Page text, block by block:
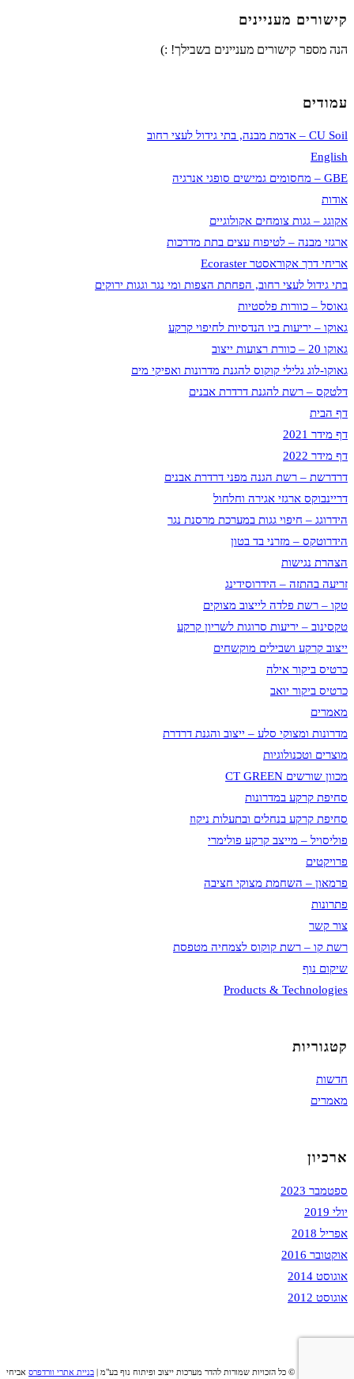
קישורים מעניינים
הנה מספר קישורים מעניינים בשבילך! :)
עמודים
CU Soil – אדמת מבנה, בתי גידול לעצי רחוב
English
GBE – מחסומים גמישים סופגי אנרגיה
אודות
אקוגג – גגות צומחים אקולוגיים
ארגזי מבנה – לטיפוח עצים בתת מדרכות
אריחי דרך אקוראסטר Ecoraster
בתי גידול לעצי רחוב, הפחתת הצפות ומי נגר וגגות ירוקים
גאוסל – כוורות פלסטיות
גאוקו – יריעות ביו הנדסיות לחיפוי קרקע
גאוקו 20 – כוורת רצועות ייצוב
גאוקו-לוג גלילי קוקוס להגנת מדרונות ואפיקי מים
דלטקס – רשת להגנת דרדרת אבנים
דף הבית
דף מידר 2021
דף מידר 2022
דרדרשת – רשת הגנה מפני דרדרת אבנים
דריינבוקס ארגזי אגירה וחלחול
הידרוגג – חיפוי גגות במערכת מרסנת נגר
הידרוטקס – מזרני בד בטון
הצהרת נגישות
זריעה בהתזה – הידרוסידינג
טקו – רשת פלדה לייצוב מצוקים
טקסינוב – יריעות סרוגות לשריון קרקע
ייצוב קרקע ושבילים מוקשחים
כרטיס ביקור אילה
כרטיס ביקור יואב
מאמרים
מדרונות ומצוקי סלע – ייצוב והגנת דרדרת
מוצרים וטכנולוגיות
מכוון שורשים CT GREEN
סחיפת קרקע במדרונות
סחיפת קרקע בנחלים ובתעלות ניקוז
פוליסויל – מייצב קרקע פולימרי
פרויקטים
פרמאון – השחמת מצוקי חציבה
פתרונות
צור קשר
רשת קו – רשת קוקוס לצמחיה מטפסת
שיקום נוף
Products & Technologies
קטגוריות
חדשות
מאמרים
ארכיון
ספטמבר 2023
יולי 2019
אפריל 2018
אוקטובר 2016
אוגוסט 2014
אוגוסט 2012
© כל הזכויות שמורות להדר מערכות ייצוב ופיתוח נוף בע"מ | בניית אתרי וורדפרס אביחי